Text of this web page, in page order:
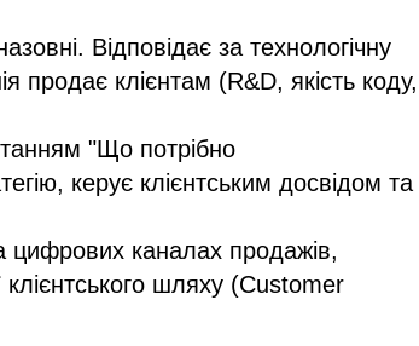
Відповідає за технологічну
продає клієнтам (R&D, якість коду,
"Що потрібно
керує клієнтським досвідом та
каналах продажів,
шляху (Customer